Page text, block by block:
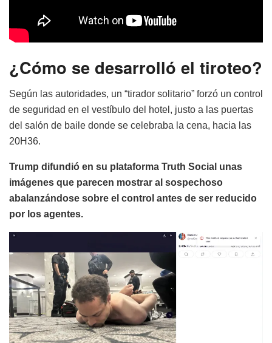
¿Cómo se desarrolló el tiroteo?
Según las autoridades, un “tirador solitario” forzó un control
de seguridad en el vestíbulo del hotel, justo a las puertas
del salón de baile donde se celebraba la cena, hacia las
20H36.
Trump difundió en su plataforma Truth Social unas
imágenes que parecen mostrar al sospechoso
abalanzándose sobre el control antes de ser reducido
por los agentes.